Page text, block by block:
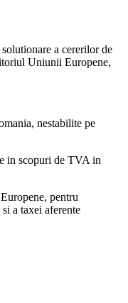
a cererilor de
Uniunii Europene,
nestabilite pe
in scopuri de TVA in
pentru
a taxei aferente